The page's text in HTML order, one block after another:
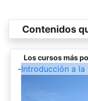
Contenidos
Los cursos más
-Introducción a la